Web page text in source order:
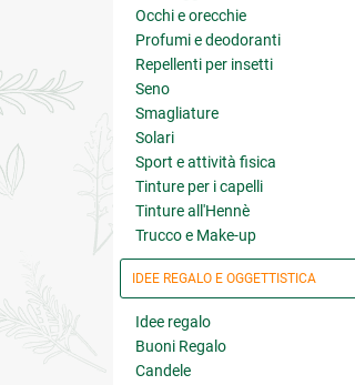
Occhi e orecchie
Profumi e deodoranti
Repellenti per insetti
Seno
Smagliature
Solari
Sport e attività fisica
Tinture per i capelli
Tinture all'Hennè
Trucco e Make-up
IDEE REGALO E OGGETTISTICA
Idee regalo
Buoni Regalo
Candele
Forte Formato
(-10%)
FegatoForte
€ 13.90 € 12.51